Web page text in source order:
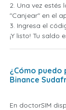
2. Una vez
"Canjear" en el
3. Ingresa el
¡Y listo! Tu saldo
¿Cómo
Binance
En doctorSIM